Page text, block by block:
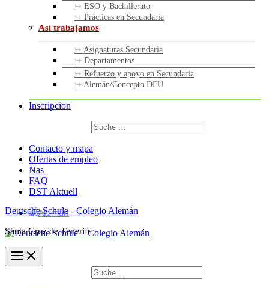
ESO y Bachillerato
Prácticas en Secundaria
Así trabajamos
Asignaturas Secundaria
Departamentos
Refuerzo y apoyo en Secundaria
Alemán/Concepto DFU
Inscripción
Buscar
por:
Contacto y mapa
Ofertas de empleo
Nas
FAQ
DST Aktuell
Deutsche Schule - Colegio Alemán
Santa Cruz de Tenerife
Buscar
por: